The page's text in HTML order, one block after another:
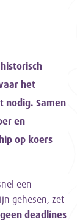
het
nodig. Samen
en
op koers
een
gehesen, zet
deadlines